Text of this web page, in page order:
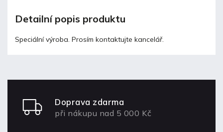
Detailní popis produktu
Speciální výroba. Prosím kontaktujte kancelář.
Doprava zdarma
při nákupu nad 5 000 Kč